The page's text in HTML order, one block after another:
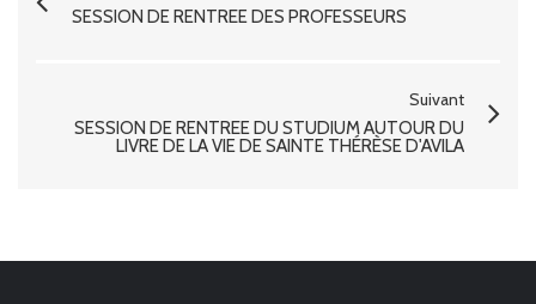
SESSION DE RENTRÉE DES PROFESSEURS
Suivant
SESSION DE RENTRÉE DU STUDIUM AUTOUR DU
LIVRE DE LA VIE DE SAINTE THÉRÈSE D'AVILA